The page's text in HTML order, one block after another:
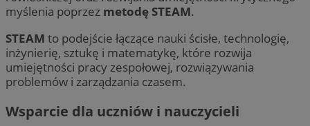
myślenia poprzez metodę STEAM.
STEAM to podejście łączące nauki ścisłe, technologię,
inżynierię, sztukę i matematykę, które rozwija
umiejętności pracy zespołowej, rozwiązywania
problemów i zarządzania czasem.
Wsparcie dla uczniów i nauczycieli